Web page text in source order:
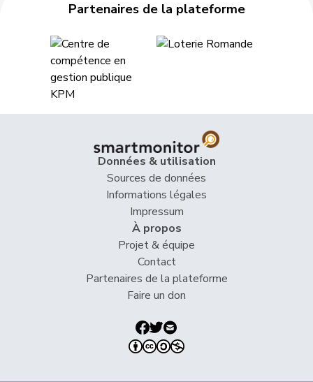
Partenaires de la plateforme
Données & utilisation
Sources de données
Informations légales
Impressum
À propos
Projet & équipe
Contact
Partenaires de la plateforme
Faire un don